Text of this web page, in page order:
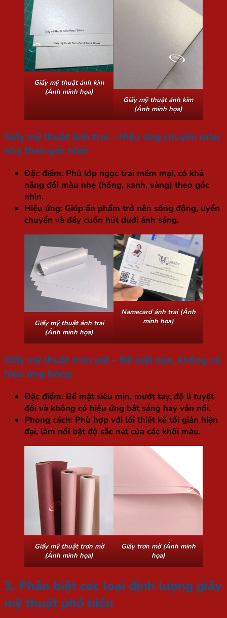
Giấy mỹ thuật ánh kim
(Ảnh minh họa)
Giấy mỹ thuật ánh kim
(Ảnh minh họa)
Giấy mỹ thuật ánh trai – Hiệu ứng chuyển màu
nhẹ theo góc nhìn
Đặc điểm: Phủ lớp ngọc trai mềm mại, có khả
năng đổi màu nhẹ (hồng, xanh, vàng) theo góc
nhìn.
Hiệu ứng: Giúp ấn phẩm trở nên sống động, uyển
chuyển và đầy cuốn hút dưới ánh sáng.
Giấy mỹ thuật ánh trai
(Ảnh minh họa)
Namecard ánh trai (Ảnh
minh họa)
Giấy mỹ thuật trơn mờ – Bề mặt mịn, không có
hiệu ứng bóng
Đặc điểm: Bề mặt siêu mịn, mướt tay, độ lì tuyệt
đối và không có hiệu ứng bắt sáng hay vân nổi.
Phong cách: Phù hợp với lối thiết kế tối giản hiện
đại, làm nổi bật độ sắc nét của các khối màu.
Giấy mỹ thuật trơn mờ
(Ảnh minh họa)
Giấy trơn mờ (Ảnh minh
họa)
3. Phân biệt các loại định lượng giấy
mỹ thuật phổ biến